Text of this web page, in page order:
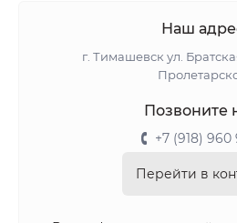
Наш
г. Тимашевск ул.
Позвоните
+7 (918) 960
Перейти в